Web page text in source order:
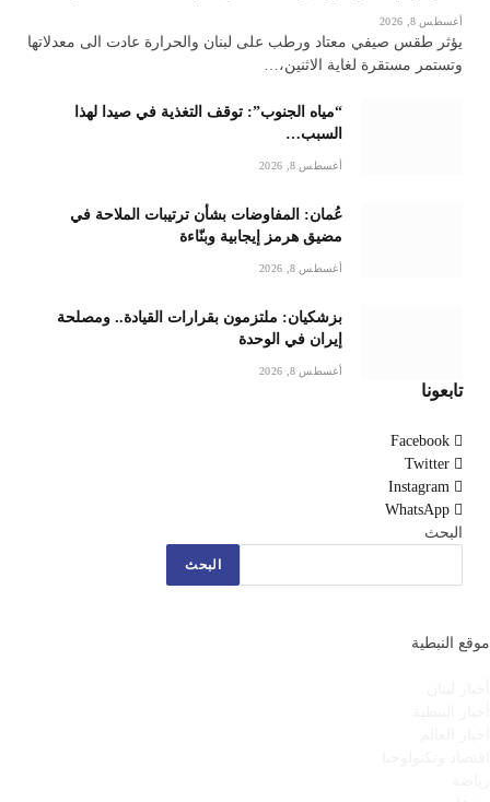
أغسطس 8, 2026
يؤثر طقس صيفي معتاد ورطب على لبنان والحرارة عادت الى معدلاتها
وتستمر مستقرة لغاية الاثنين،…
“مياه الجنوب”: توقف التغذية في صيدا لهذا
السبب…
أغسطس 8, 2026
عُمان: المفاوضات بشأن ترتيبات الملاحة في
مضيق هرمز إيجابية وبنّاءة
أغسطس 8, 2026
بزشكيان: ملتزمون بقرارات القيادة.. ومصلحة
إيران في الوحدة
أغسطس 8, 2026
تابعونا
Facebook
Twitter
Instagram
WhatsApp
البحث
البحث
موقع النبطية